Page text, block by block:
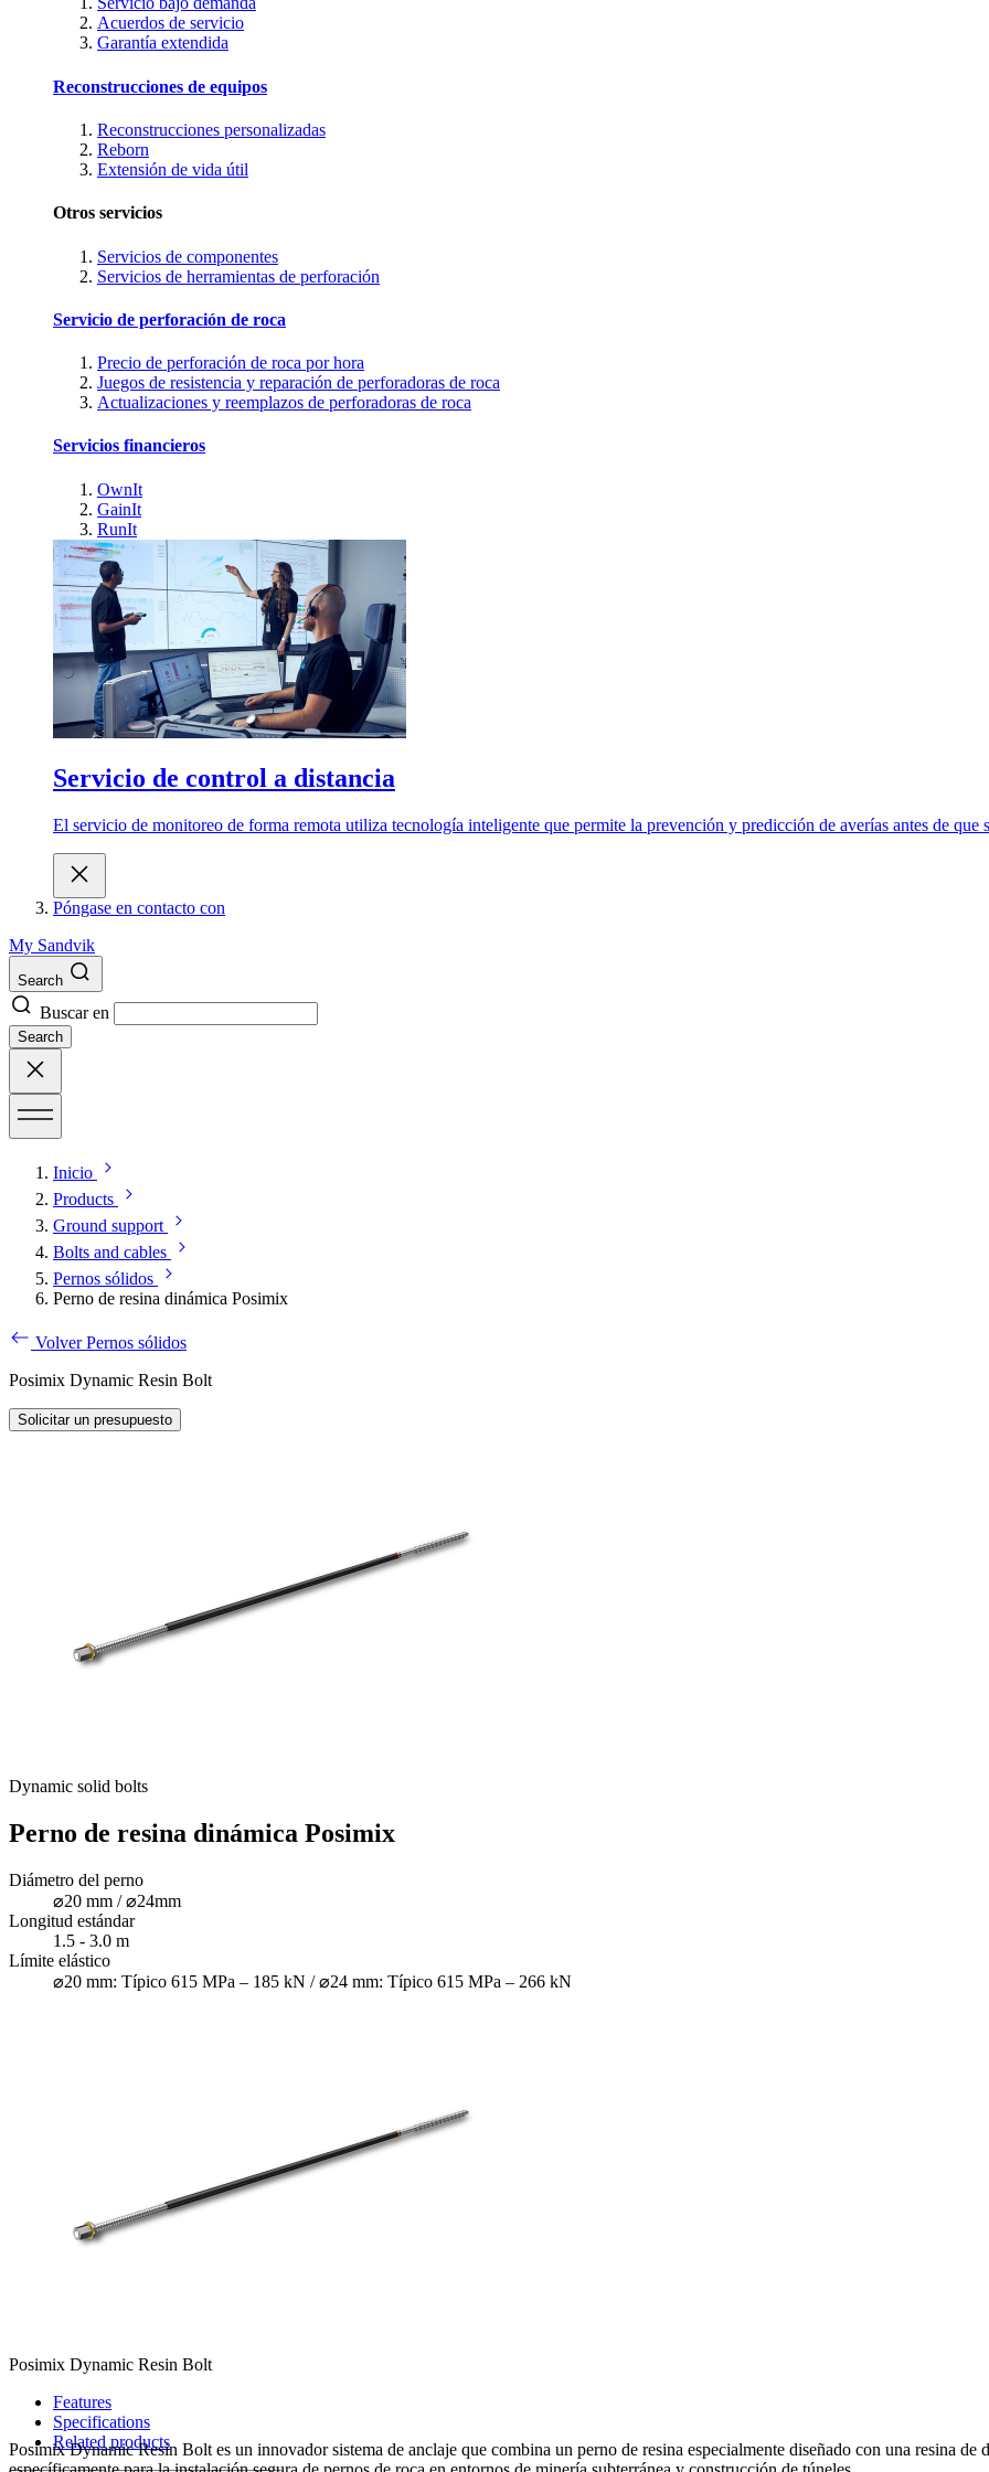
Acuerdos de servicio
Garantía extendida
Reconstrucciones de equipos
Reconstrucciones personalizadas
Reborn
Extensión de vida útil
Otros servicios
Servicios de componentes
Servicios de herramientas de perforación
Servicio de perforación de roca
Precio de perforación de roca por hora
Juegos de resistencia y reparación de perforadoras de roca
Actualizaciones y reemplazos de perforadoras de roca
Servicios financieros
OwnIt
GainIt
RunIt
Servicio de control a distancia
El servicio de monitoreo de forma remota utiliza tecnología inteligente que permite la prevención y predicción de averías antes de que
Póngase en contacto con
My Sandvik
Search
Buscar en
Search
Inicio
Products
Ground support
Bolts and cables
Pernos sólidos
Perno de resina dinámica Posimix
Volver Pernos sólidos
Posimix Dynamic Resin Bolt
Solicitar un presupuesto
Dynamic solid bolts
Perno de resina dinámica Posimix
Diámetro del perno
⌀20 mm / ⌀24mm
Longitud estándar
1.5 - 3.0 m
Límite elástico
⌀20 mm: Típico 615 MPa – 185 kN / ⌀24 mm: Típico 615 MPa – 266 kN
Posimix Dynamic Resin Bolt
Features
Specifications
Related products
Posimix Dynamic Resin Bolt es un innovador sistema de anclaje que combina un perno de resina especialmente diseñado con una resina de